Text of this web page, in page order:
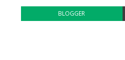
BLOGGER